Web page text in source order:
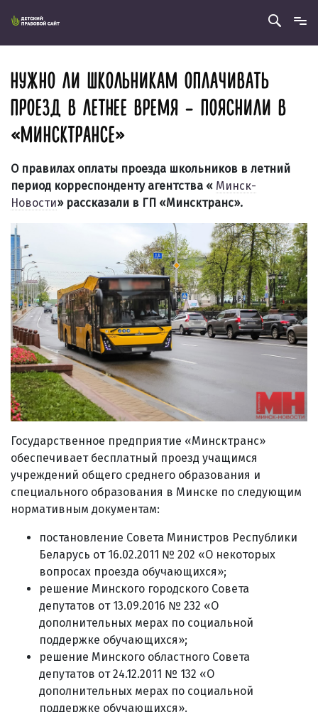
НУЖНО ЛИ ШКОЛЬНИКАМ ОПЛАЧИВАТЬ
ПРОЕЗД В ЛЕТНЕЕ ВРЕМЯ – ПОЯСНИЛИ В
«МИНСКТРАНСЕ»
О правилах оплаты проезда школьников в летний
период корреспонденту агентства « Минск-
Новости» рассказали в ГП «Минсктранс».
Государственное предприятие «Минсктранс»
обеспечивает бесплатный проезд учащимся
учреждений общего среднего образования и
специального образования в Минске по следующим
нормативным документам:
постановление Совета Министров Республики
Беларусь от 16.02.2011 № 202 «О некоторых
вопросах проезда обучающихся»;
решение Минского городского Совета
депутатов от 13.09.2016 № 232 «О
дополнительных мерах по социальной
поддержке обучающихся»;
решение Минского областного Совета
депутатов от 24.12.2011 № 132 «О
дополнительных мерах по социальной
поддержке обучающихся».